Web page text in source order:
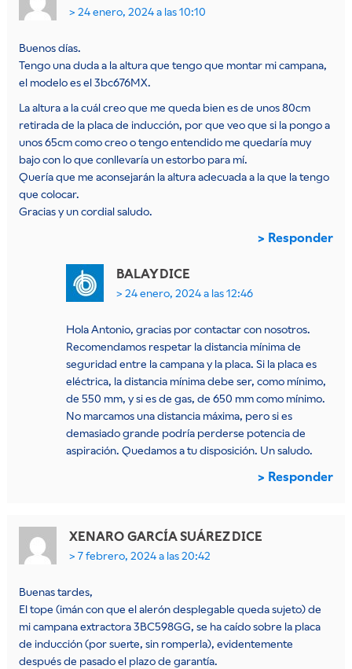
24 enero, 2024 a las 10:10
Buenos días.
Tengo una duda a la altura que tengo que montar mi campana,
el modelo es el 3bc676MX.
La altura a la cuál creo que me queda bien es de unos 80cm
retirada de la placa de inducción, por que veo que si la pongo a
unos 65cm como creo o tengo entendido me quedaría muy
bajo con lo que conllevaría un estorbo para mí.
Quería que me aconsejarán la altura adecuada a la que la tengo
que colocar.
Gracias y un cordial saludo.
Responder
BALAY DICE
24 enero, 2024 a las 12:46
Hola Antonio, gracias por contactar con nosotros.
Recomendamos respetar la distancia mínima de
seguridad entre la campana y la placa. Si la placa es
eléctrica, la distancia mínima debe ser, como mínimo,
de 550 mm, y si es de gas, de 650 mm como mínimo.
No marcamos una distancia máxima, pero si es
demasiado grande podría perderse potencia de
aspiración. Quedamos a tu disposición. Un saludo.
Responder
XENARO GARCÍA SUÁREZ DICE
7 febrero, 2024 a las 20:42
Buenas tardes,
El tope (imán con que el alerón desplegable queda sujeto) de
mi campana extractora 3BC598GG, se ha caído sobre la placa
de inducción (por suerte, sin romperla), evidentemente
después de pasado el plazo de garantía.